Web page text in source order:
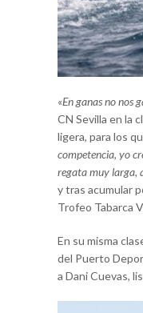
«En ganas no nos
CN Sevilla en la
ligera, para los
competencia, yo
regata muy larga,
y tras acumular
Trofeo Tabarca
En su misma
del Puerto
a Dani Cuevas,